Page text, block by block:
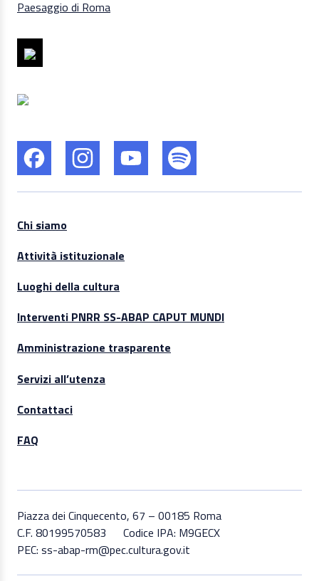
Chi siamo
Attività istituzionale
Luoghi della cultura
Interventi PNRR SS-ABAP CAPUT MUNDI
Amministrazione trasparente
Servizi all’utenza
Contattaci
FAQ
Piazza dei Cinquecento, 67 – 00185 Roma
C.F. 80199570583
Codice IPA: M9GECX
PEC: ss-abap-rm@pec.cultura.gov.it